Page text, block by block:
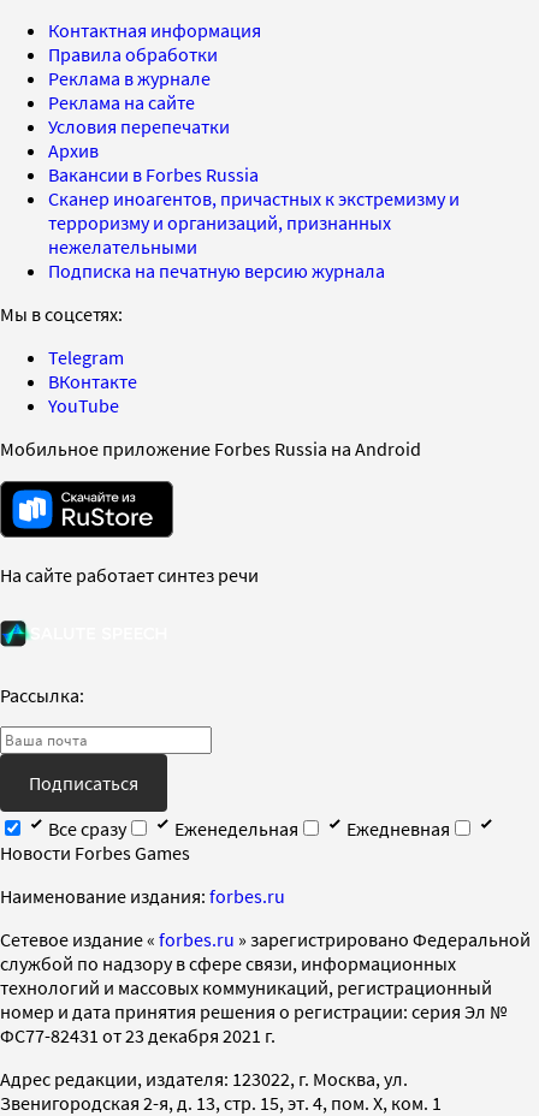
Контактная информация
Правила обработки
Реклама в журнале
Реклама на сайте
Условия перепечатки
Архив
Вакансии в Forbes Russia
Сканер иноагентов, причастных к экстремизму и
терроризму и организаций, признанных
нежелательными
Подписка на печатную версию журнала
Мы в соцсетях:
Telegram
ВКонтакте
YouTube
Мобильное приложение Forbes Russia на Android
На сайте работает синтез речи
Рассылка:
Подписаться
Все сразу
Еженедельная
Ежедневная
Новости Forbes Games
Наименование издания: forbes.ru
Cетевое издание « forbes.ru » зарегистрировано Федеральной
службой по надзору в сфере связи, информационных
технологий и массовых коммуникаций, регистрационный
номер и дата принятия решения о регистрации: серия Эл №
ФС77-82431 от 23 декабря 2021 г.
Адрес редакции, издателя: 123022, г. Москва, ул.
Звенигородская 2-я, д. 13, стр. 15, эт. 4, пом. X, ком. 1